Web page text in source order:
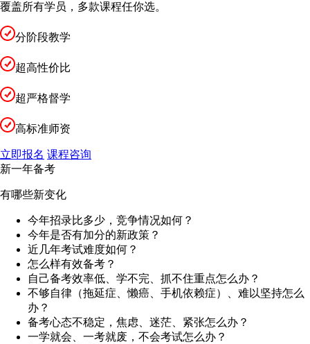
覆盖所有学员，多款课程任你选。
分阶段教学
超高性价比
超严格督学
高标准师资
立即报名 课程咨询
新一年备考
有哪些新变化
今年招录比多少，竞争情况如何？
今年是否有加分的新政策？
近几年考试难度如何？
怎么样有效备考？
自己备考效率低、学不完、抓不住重点怎么办？
不够自律（拖延症、懒癌、手机依赖症）、难以坚持怎么
办？
备考心态不稳定，焦虑、迷茫、紧张怎么办？
一学就会、一考就废，不会考试怎么办？